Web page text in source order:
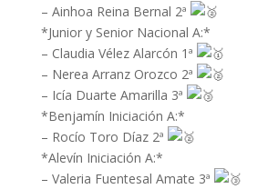
– Ainhoa Reina Bernal 2ª
*Junior y Senior Nacional A:*
– Claudia Vélez Alarcón 1ª
– Nerea Arranz Orozco 2ª
– Icía Duarte Amarilla 3ª
*Benjamín Iniciación A:*
– Rocío Toro Díaz 2ª
*Alevín Iniciación A:*
– Valeria Fuentesal Amate 3ª